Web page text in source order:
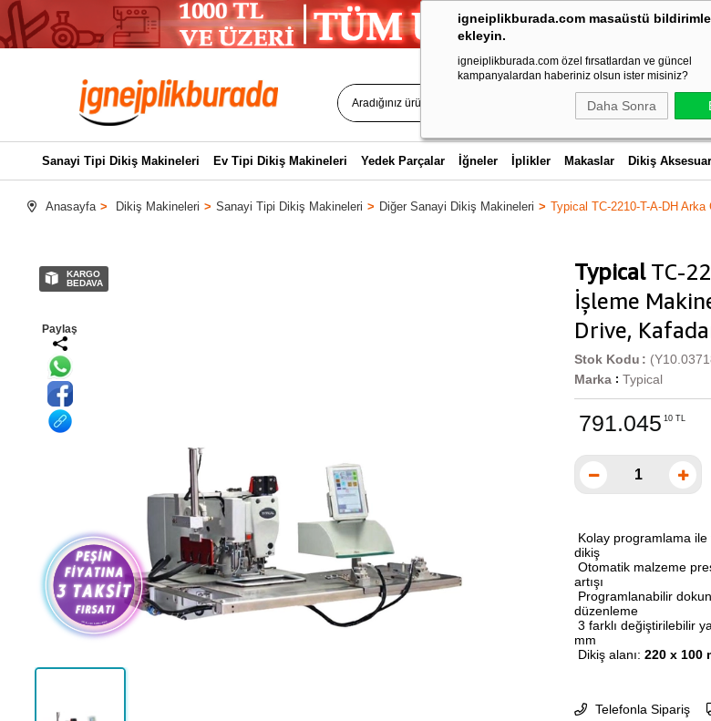
igneiplikburada.com masaüstü
ekleyin.
igneiplikburada.com özel fırsatlardan ve güncel
kampanyalardan haberiniz olsun ister misiniz?
Daha Sonra
Sanayi Tipi Dikiş Makineleri Ev Tipi Dikiş Makineleri Yedek Parçalar İğneler İplikler Makaslar Dikiş
Anasayfa Dikiş Makineleri Sanayi Tipi Dikiş Makineleri Diğer Sanayi Dikiş Makineleri Typical TC-2210-T-A-DH
KARGO
BEDAVA
Paylaş
TypicalTC-
İşleme
Drive,
Stok Kodu
Marka : Typical
791.045 10 TL
Kolay programlama
dikiş
Otomatik malzeme
artışı
Programlanabilir
düzenleme
3 farklı değiştirilebilir
mm
Dikiş alanı: 220 x 100
Telefonla Sipariş